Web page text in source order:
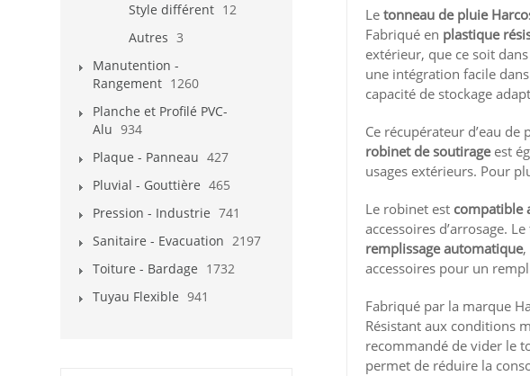
Le tonneau de pluie
Fabriqué en plastique
extérieur, que ce soit
une intégration facile
capacité de stockage
Ce récupérateur d’eau de
robinet de soutirageest
usages extérieurs. Pour
Le robinet est compatible
accessoires d’arrosage.
remplissage automatique,
accessoires pour un
Fabriqué par la marque
Résistant aux conditions
recommandé de vider le
permet de réduire la
Style différent 12
Autres 3
Manutention -
Rangement 1260
Planche et Profilé PVC-
Alu 934
Plaque - Panneau 427
Pluvial - Gouttière 465
Pression - Industrie 741
Sanitaire - Evacuation 2197
Toiture - Bardage 1732
Tuyau Flexible 941